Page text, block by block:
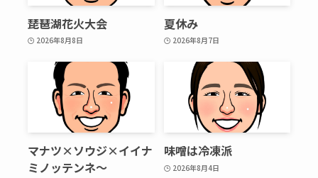
琵琶湖花火大会
2026年8月8日
夏休み
2026年8月7日
マナツ×ソウジ×イイナ
ミノッテンネ～
味噌は冷凍派
2026年8月4日